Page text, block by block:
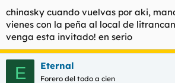
chinasky cuando vuelvas por aki,
vienes con la peña al local de
venga esta invitado! en serio
E Eternal
Forero del todo a cien